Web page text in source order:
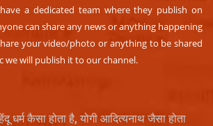
a dedicated team where they publish on
can share any news or anything happening
your video/photo or anything to be shared
we will publish it to our channel.
धर्म कैसा होता है, योगी आदित्यनाथ जैसा होता